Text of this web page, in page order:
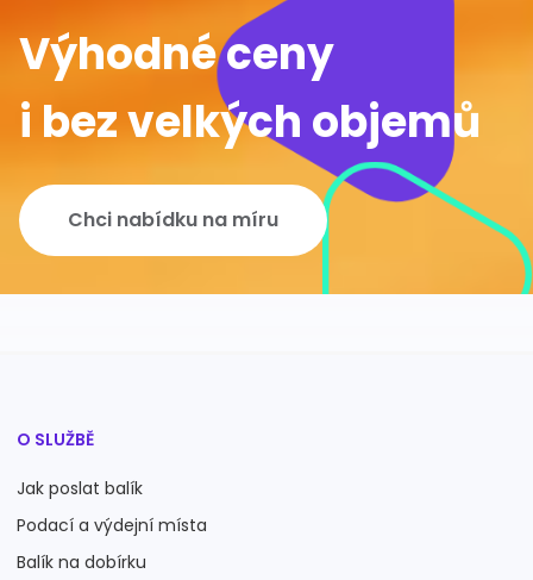
Výhodné ceny
i bez velkých objemů
Chci nabídku na míru
O SLUŽBĚ
Jak poslat balík
Podací a výdejní místa
Balík na dobírku